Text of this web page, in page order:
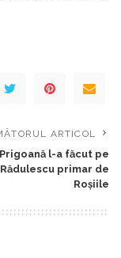
ARTICOL
l-a făcut pe
primar de
Roşiile